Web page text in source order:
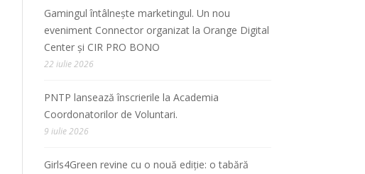
Gamingul întâlnește marketingul. Un nou
eveniment Connector organizat la Orange Digital
Center și CIR PRO BONO
22 iulie 2026
PNTP lansează înscrierile la Academia
Coordonatorilor de Voluntari.
9 iulie 2026
Girls4Green revine cu o nouă ediție: o tabără